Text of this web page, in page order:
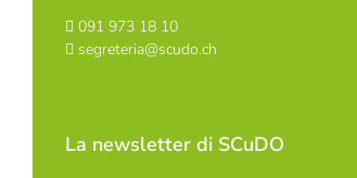
091 973 18 10
segreteria@scudo.ch
La newsletter di SCuDO